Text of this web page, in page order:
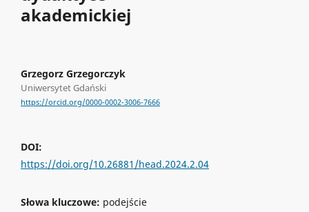
akademickiej
Grzegorz Grzegorczyk
Uniwersytet Gdański
https://orcid.org/0000-0002-3006-7666
DOI:
https://doi.org/10.26881/head.2024.2.04
Słowa kluczowe: podejście